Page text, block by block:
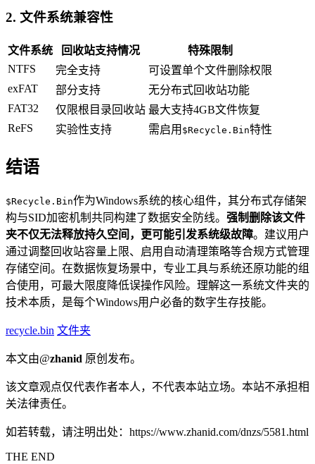
2. 文件系统兼容性
文件系统 回收站支持情况
特殊限制
NTFS
完全支持
可设置单个文件删除权限
exFAT
部分支持
无分布式回收站功能
FAT32
仅限根目录回收站 最大支持4GB文件恢复
ReFS
实验性支持 需启用 $Recycle.Bin特性
结语
$Recycle.Bin作为Windows系统的核心组件，其分布式存储架
构与SID加密机制共同构建了数据安全防线。 强制删除该文件
夹不仅无法释放持久空间，更可能引发系统级故障。建议用户
通过调整回收站容量上限、启用自动清理策略等合规方式管理
存储空间。在数据恢复场景中，专业工具与系统还原功能的组
合使用，可最大限度降低误操作风险。理解这一系统文件夹的
技术本质，是每个Windows用户必备的数字生存技能。
recycle.bin 文件夹
本文由@zhanid 原创发布。
该文章观点仅代表作者本人，不代表本站立场。本站不承担相
关法律责任。
如若转载，请注明出处：https://www.zhanid.com/dnzs/5581.html
THE END